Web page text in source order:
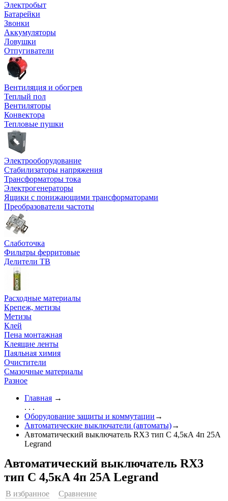
Электробыт
Батарейки
Звонки
Аккумуляторы
Ловушки
Отпугиватели
Вентиляция и обогрев
Теплый пол
Вентиляторы
Конвектора
Тепловые пушки
Электрооборудование
Стабилизаторы напряжения
Трансформаторы тока
Электрогенераторы
Ящики с понижающими трансформаторами
Преобразователи частоты
Слаботочка
Фильтры ферритовые
Делители ТВ
Расходные материалы
Крепеж, метизы
Метизы
Клей
Пена монтажная
Клеящие ленты
Паяльная химия
Очистители
Смазочные материалы
Разное
Главная →
. . .
Оборудование защиты и коммутации →
Автоматические выключатели (автоматы)→
Автоматический выключатель RX3 тип C 4,5кА 4п 25А
Legrand
Автоматический выключатель RX3
тип C 4,5кА 4п 25А Legrand
В избранное Сравнение